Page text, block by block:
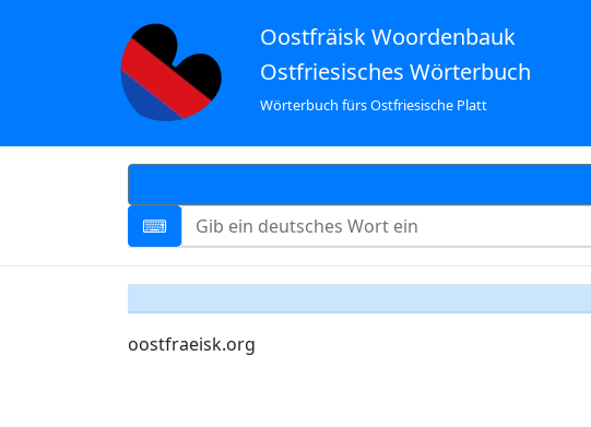
Oostfräisk Woordenbauk
Ostfriesisches Wörterbuch
Wörterbuch fürs Ostfriesische Platt
oostfraeisk.org